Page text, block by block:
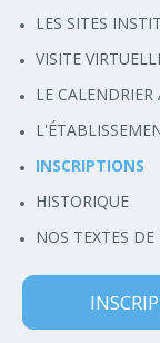
LES SITES
VISITE
LE
INSCRIPTIONS
HISTORIQUE
NOS TEXTES DE